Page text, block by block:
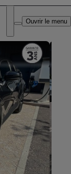
DEALER NAME
Ouvrir le menu